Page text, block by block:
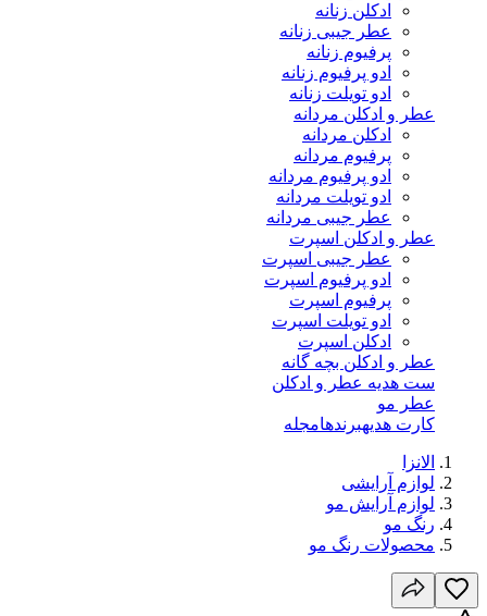
ادکلن زنانه
عطر جیبی زنانه
پرفیوم زنانه
ادو پرفیوم زنانه
ادو تویلت زنانه
عطر و ادکلن مردانه
ادکلن مردانه
پرفیوم مردانه
ادو پرفیوم مردانه
ادو تویلت مردانه
عطر جیبی مردانه
عطر و ادکلن اسپرت
عطر جیبی اسپرت
ادو پرفیوم اسپرت
پرفیوم اسپرت
ادو تویلت اسپرت
ادکلن اسپرت
عطر و ادکلن بچه گانه
ست هدیه عطر و ادکلن
عطر مو
کارت هدیهبرندهامجله
الانزا
لوازم آرایشی
لوازم آرایش مو
رنگ مو
محصولات رنگ مو